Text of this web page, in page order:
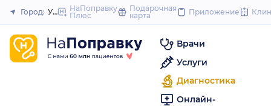
to
Закрыть
Город: Уфа
НаПоправку
Плюс
Подарочная
карта
Приложение
Врачи
Услуги
Диагностика
Онлайн-